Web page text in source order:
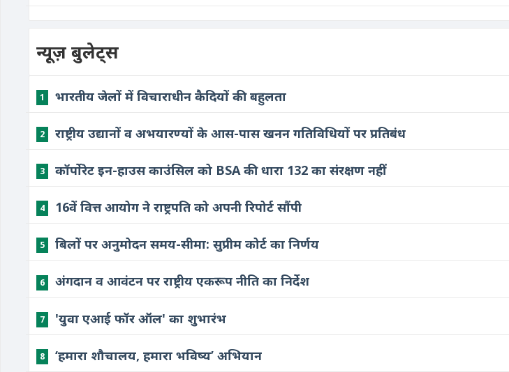
न्यूज़ बुलेट्स
1 भारतीय जेलों में विचाराधीन कैदियों की बहुलता
2 राष्ट्रीय उद्यानों व अभयारण्यों के आस-पास खनन गतिविधियों पर प्रतिबंध
3 कॉर्पोरेट इन-हाउस काउंसिल को BSA की धारा 132 का संरक्षण नहीं
4 16वें वित्त आयोग ने राष्ट्रपति को अपनी रिपोर्ट सौंपी
5 बिलों पर अनुमोदन समय-सीमा: सुप्रीम कोर्ट का निर्णय
6 अंगदान व आवंटन पर राष्ट्रीय एकरूप नीति का निर्देश
7 'युवा एआई फॉर ऑल' का शुभारंभ
8 ‘हमारा शौचालय, हमारा भविष्य’ अभियान